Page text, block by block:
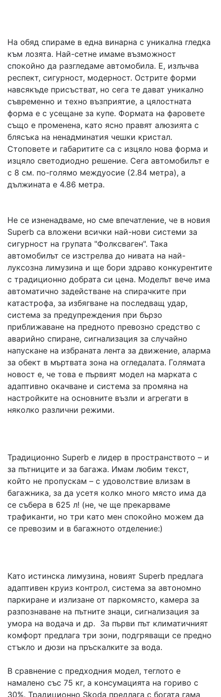
На обяд спираме в една винарна с уникална гледка
към лозята. Най-сетне имаме възможност
спокойно да разгледаме автомобила. Е, излъчва
респект, сигурност, модерност. Острите форми
навсякъде присъстват, но сега те дават уникално
съвременно и техно възприятие, а цялостната
форма е с усещане за купе. Формата на фаровете
също е променена, като ясно правят алюзията с
блясъка на ненадминатия чешки кристал.
Стоповете и габаритите са с изцяло нова форма и
изцяло светодиодно решение. Сега автомобилът е
с 8 см. по-голямо междуосие (2.84 метра), а
дължината е 4.86 метра.
Не се изненадваме, но сме впечатление, че в новия
Superb са вложени всички най-нови системи за
сигурност на групата "Фолксваген". Така
автомобилът се изстрелва до нивата на най-
луксозна лимузина и ще бори здраво конкурентите
с традиционно добрата си цена. Моделът вече има
автоматично задействане на спирачките при
катастрофа, за избягване на последващ удар,
система за предупреждения при бързо
приближаване на предното превозно средство с
аварийно спиране, сигнализация за случайно
напускане на избраната лента за движение, аларма
за обект в мъртвата зона на огледалата. Голямата
новост е, че това е първият модел на марката с
адаптивно окачване и система за промяна на
настройките на основните възли и агрегати в
няколко различни режими.
Традиционно Superb e лидер в пространството – и
за пътниците и за багажа. Имам любим текст,
който не пропускам – с удоволствие влизам в
багажника, за да усетя колко много място има да
се събера в 625 л! (не, че ще прекарваме
трафиканти, но три като мен спокойно можем да
се превозим и в багажното отделение:)
Като истинска лимузина, новият Superb предлага
адаптивен круиз контрол, система за автономно
паркиране и излизане от паркомясто, камера за
разпознаване на пътните знаци, сигнализация за
умора на водача и др. За първи път климатичният
комфорт предлага три зони, подгряващи се предно
стъкло и дюзи на пръскалките за вода.
В сравнение с предходния модел, теглото е
намалено със 75 кг, а консумацията на гориво с
30%. Традиционно Skoda предлага с богата гама